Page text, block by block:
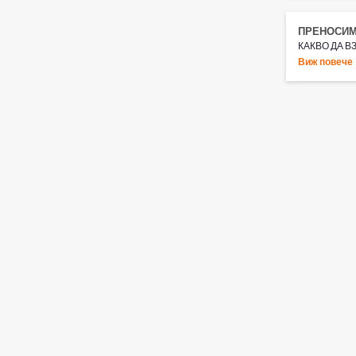
КАКВО ДА
пътувания
Виж повече